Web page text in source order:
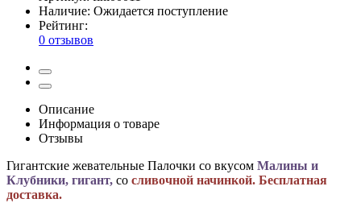
Наличие: Ожидается поступление
Рейтинг:
0 отзывов
Описание
Информация о товаре
Отзывы
Гигантские жевательные Палочки со вкусом Малины и
Клубники, гигант, со сливочной начинкой. Бесплатная
доставка.